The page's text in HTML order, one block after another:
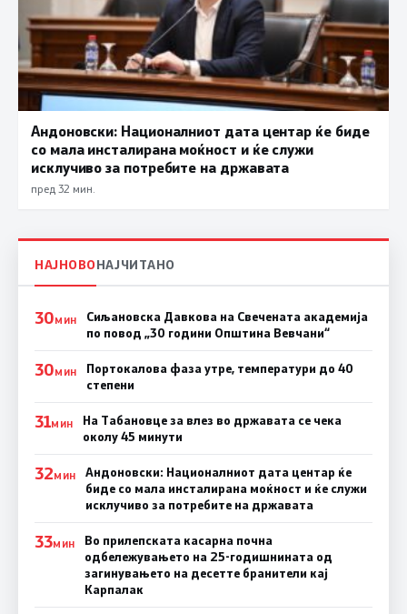
Андоновски: Националниот дата центар ќе биде
со мала инсталирана моќност и ќе служи
исклучиво за потребите на државата
пред 32 мин.
НАЈНОВОНАЈЧИТАНО
30МИН
Сиљановска Давкова на Свечената академија
по повод „30 години Општина Вевчани“
30МИН
Портокалова фаза утре, температури до 40
степени
31МИН
На Табановце за влез во државата се чека
околу 45 минути
32МИН
Андоновски: Националниот дата центар ќе
биде со мала инсталирана моќност и ќе служи
исклучиво за потребите на државата
33МИН
Во прилепската касарна почна
одбележувањето на 25-годишнината од
загинувањето на десетте бранители кај
Карпалак